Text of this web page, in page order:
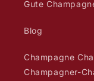
Gute
Blog
Champagne
Champagner-